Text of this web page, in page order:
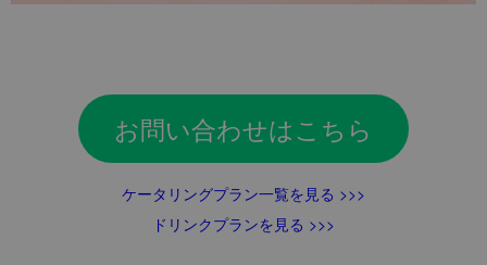
お問い合わせはこちら
ケータリングプラン一覧を見る >>>
ドリンクプランを見る >>>